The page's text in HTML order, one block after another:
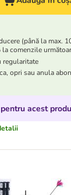
(până la max.
comenzile
regularitate
opri sau anula
acest